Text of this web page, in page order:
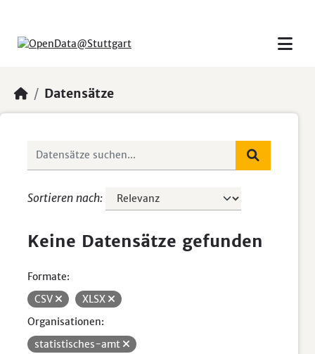
Datensätze
Sortieren nach
Keine Datensätze gefunden
Formate:
CSV
XLSX
Organisationen:
statistisches-amt